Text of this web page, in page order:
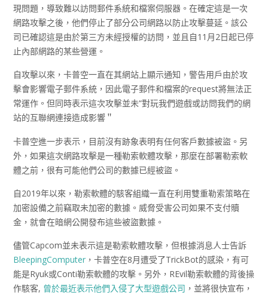
現問題，導致難以訪問郵件系統和檔案伺服器。在確定這是一次
網路攻擊之後，他們停止了部分公司網路以防止攻擊蔓延。該公
司已確認這是由於第三方未經授權的訪問，並且自11月2日起已停
止內部網路的某些營運。
自攻擊以來，卡普空一直在其網站上顯示通知，警告用戶由於攻
擊會影響電子郵件系統，因此電子郵件和檔案的request將無法正
常運作。但同時表示這次攻擊並未“對玩我們遊戲或訪問我們的網
站的互聯網連接造成影響＂
卡普空進一步表示，目前沒有跡象表明有任何客戶數據被盜。另
外，如果這次網路攻擊是一種勒索軟體攻擊，那麼在部署勒索軟
體之前，很有可能他們公司的數據已經被盜。
自2019年以來，勒索軟體的駭客組織一直在利用雙重勒索策略在
加密設備之前竊取未加密的數據。威脅受害公司如果不支付贖
金，就會在暗網公開發布這些被盜數據。
儘管Capcom並未表示這是勒索軟體攻擊，但根據消息人士告訴
BleepingComputer ，卡普空在8月遭受了TrickBot的感染，有可
能是Ryuk或Conti勒索軟體的攻擊。另外，REvil勒索軟體的背後操
作駭客, 曾於最近表示他們入侵了大型遊戲公司 ，並將很快宣布，